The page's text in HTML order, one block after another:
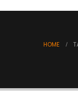
HOME